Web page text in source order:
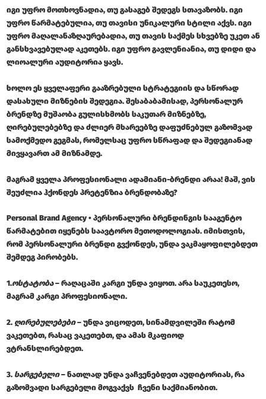
იგი უფრო მოთხოვნადია, თუ გასაგებ შედეგს სთავაზობს. იგი
უფრო წარმატებულია, თუ თავისი უნიკალური სტილი აქვს. იგი
უფრო მაღალანაზღაურებადია, თუ თავის საქმეს სხვებზე უკეთ ან
განსხვავებულად აკეთებს. იგი უფრო გავლენიანია, თუ დიდი და
ლიოალური აუდიტორია ყავს.
ხოლო ეს ყველაფერი გააზრებული სტრატეგიის და სწორად
დასახული მიზნების შედეგია. შესაბაბამისად, პერსონალურ
ბრენდზე მუშაობა გულისხმობს საკუთარ მიზნებზე,
ღირებულებებზე და ძლიერ მხარეებზე დაფუძნებულ გაზომვად
სამოქმედო გეგმას, რომელსაც უფრო სწრაფად და შედეგიანად
მივყავართ ამ მიზნამდე.
მაგრამ ყველა პროფესიონალი ადამიანი-ბრენდი არაა! მაშ, ვის
შეუძლია ჰქონდეს პრეტენზია ბრენდობაზე?
Personal Brand Agency • პერსონალური ბრენდინგის სააგენტო
წარმატებით იყენებს საავტორო მეთოდოლოგიას. იმისთვის,
რომ პერსონალური ბრენდი გვქონდეს, უნდა ვაკმაყოფილებდეთ
შემდეგ პირობებს.
1.ოსტატობა– რაღაცაში კარგი უნდა ვიყოთ. არა საუკეთესო,
მაგრამ კარგი პროფესიონალი.
2. ღირებულებები– უნდა ვიცოდეთ, სინამდვილეში რატომ
ვაკეთებთ, რასაც ვაკეთებთ, და ამას მკაფიოდ
ვტრანსლირებდეთ.
3. სარგებელი– ნათლად უნდა ვაჩვენებდეთ აუდიტორიას, რა
გაზომვადი სარგებელი მოგვაქვს ჩვენი საქმიანობით.